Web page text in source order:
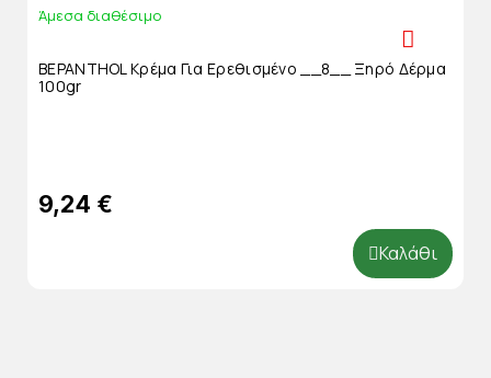
Άμεσα διαθέσιμο
BEPANTHOL Κρέμα Για Ερεθισμένο __8__ Ξηρό Δέρμα
100gr
9,24 €
Καλάθι